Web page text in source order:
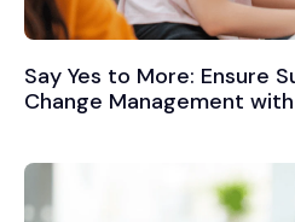
Say Yes to More: Ensure
Change Management